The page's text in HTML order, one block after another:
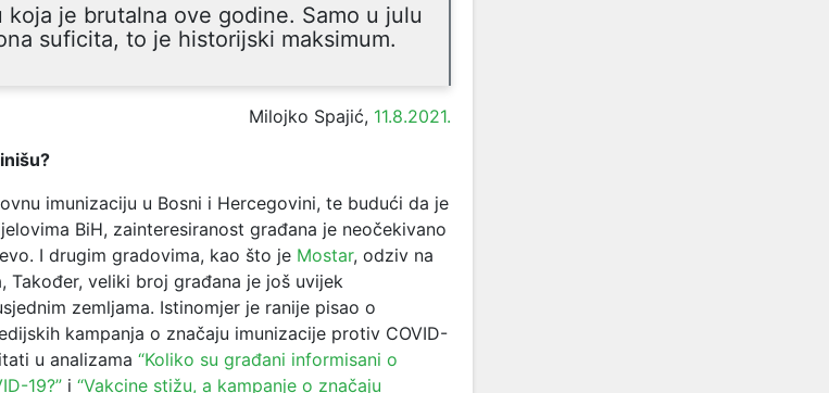
koja je brutalna ove godine. Samo u julu
suficita, to je historijski maksimum.
Milojko Spajić, 11.8.2021.
imunizaciju u Bosni i Hercegovini, te budući da je
BiH, zainteresiranost građana je neočekivano
I drugim gradovima, kao što je Mostar, odziv na
Također, veliki broj građana je još uvijek
zemljama. Istinomjer je ranije pisao o
kampanja o značaju imunizacije protiv COVID-
u analizama “Koliko su građani informisani o
19?” i “Vakcine stižu, a kampanje o značaju